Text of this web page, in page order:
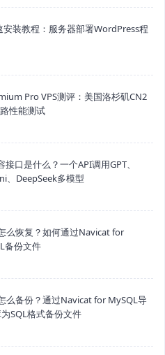
装教程：服务器部署WordPress程
Pro VPS测评：美国洛杉矶CN2
性能测试
口是什么？一个API调用GPT、
、DeepSeek多模型
么恢复？如何通过Navicat for
备份文件
么备份？通过Navicat for MySQL导
SQL格式备份文件